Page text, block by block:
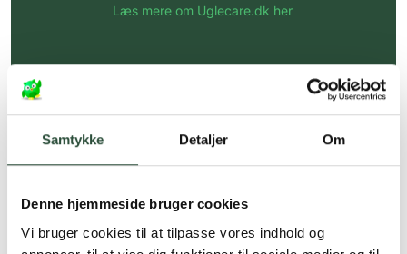
Samtykke Detaljer Om
Denne hjemmeside bruger cookies
Vi bruger cookies til at tilpasse vores indhold og
Læs mere om Uglecare.dk her